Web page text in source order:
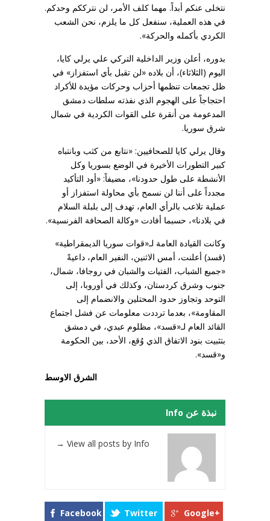
نتخلى عنكم أبداً. مهما كلف الأمر، لن نترككم وحدكم.
في هذه العملية، سنفعل كل ما يلزم، نحن الشعب
الكردي بأكمله والحركة».
بدوره، أعلن وزير الداخلية التركي علي يرلي كايا،
اليوم (الثلاثاء)، أن بلاده «لن تقبل بأي استفزاز» في
ظل تجمعات تنظمها أحزاب وحركات مؤيدة للأكراد
احتجاجاً على الهجوم الذي نفذته سلطات دمشق
المدعومة من أنقرة على القوات الكردية في شمال
شرق سوريا.
وقال يرلي كايا للصحافيين: «نتابع من كثب وبانتباه
كبير التطورات الأخيرة في الوضع بسوريا وكل
الأنشطة على طول حدودنا»، مضيفاً: «أود التأكيد
مجدداً على أننا لن نسمح بأي محاولة استفزاز أو
عملية تلاعب بالرأي العام، تهدف إلى بلبلة السلام
في بلادنا»، حسبما أفادت «وكالة الصحافة الفرنسية».
وكانت القيادة العامة لـ«قوات سوريا الديمقراطية»
(قسد) أعلنت، أمس الاثنين، النفير العام، داعيةً
«جميع الشباب، الفتيات والشبان في روجافا، شمال،
جنوب وشرق كردستان، وكذلك في أوروبا، إلى
التوحد وتجاوز حدود المحتلين والانضمام إلى
المقاومة»، بعدما ترددت معلومات عن فشل اجتماع
القائد العام لـ«قسد»، مظلوم عبدي، في دمشق
بتثبيت بنود الاتفاق الذي وُقع، الأحد، بين الحكومة
و«قسد».
الشرق الاوسط
نبذة عن Info
View all posts by Info
→
Facebook Twitter Google+